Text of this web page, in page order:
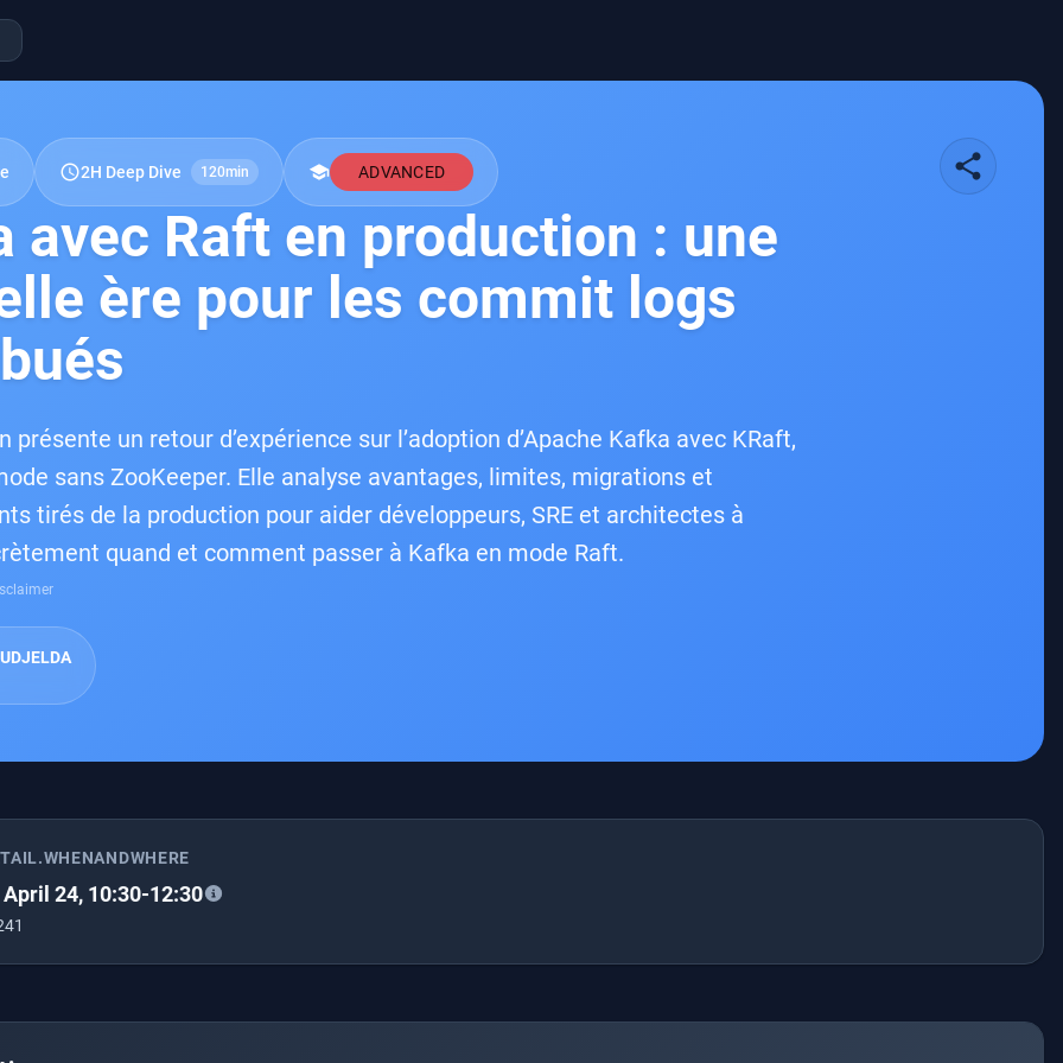
schedule2H Deep Dive 120min school ADVANCED share
avec Raft en production : une
ère pour les commit logs
présente un retour d’expérience sur l’adoption d’Apache Kafka avec KRaft,
sans ZooKeeper. Elle analyse avantages, limites, migrations et
tirés de la production pour aider développeurs, SRE et architectes à
quand et comment passer à Kafka en mode Raft.
April 24, 10:30-12:30